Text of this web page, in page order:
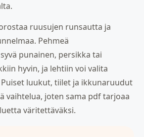
ruusujen runsautta ja
Pehmeä
punainen, persikka tai
hyvin, ja lehtiin voi valita
luukut, tiilet ja ikkunaruudut
vaihtelua, joten sama pdf tarjoaa
väritettäväksi.